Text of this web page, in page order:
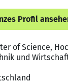
Profil
of Science,
und